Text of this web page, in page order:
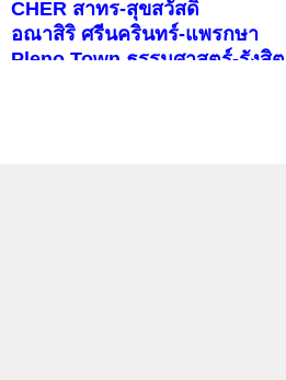
CHER สาทร-สุขสวัสดิ์
อณาสิริ ศรีนครินทร์-แพรกษา
Pleno Town ธรรมศาสตร์-รังสิต